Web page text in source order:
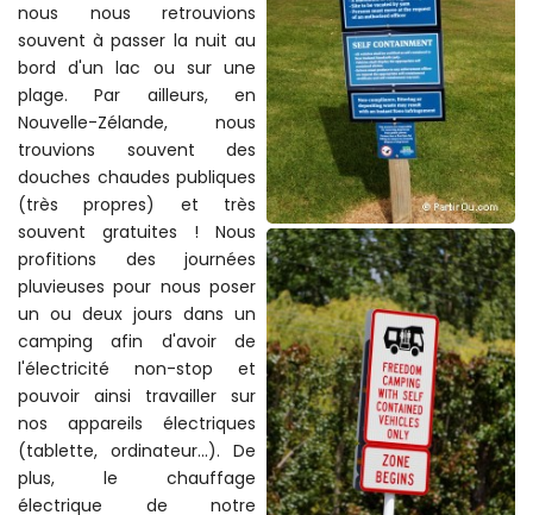
nous nous retrouvions
souvent à passer la nuit au
bord d'un lac ou sur une
plage. Par ailleurs, en
Nouvelle-Zélande, nous
trouvions souvent des
douches chaudes publiques
(très propres) et très
souvent gratuites ! Nous
profitions des journées
pluvieuses pour nous poser
un ou deux jours dans un
camping afin d'avoir de
l'électricité non-stop et
pouvoir ainsi travailler sur
nos appareils électriques
(tablette, ordinateur...). De
plus, le chauffage
électrique de notre